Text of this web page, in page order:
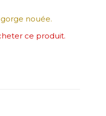
nouée.
ce produit.